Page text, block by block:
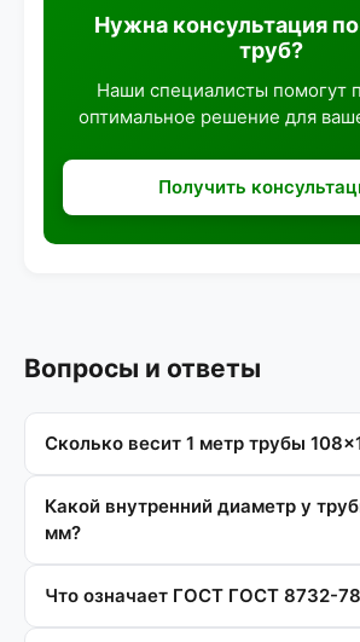
Нужна консультация
труб?
Наши специалисты помогут
оптимальное решение для
Получить
Вопросы и ответы
Сколько весит 1 метр трубы
Какой внутренний диаметр у
мм?
Что означает ГОСТ ГОСТ 8732-